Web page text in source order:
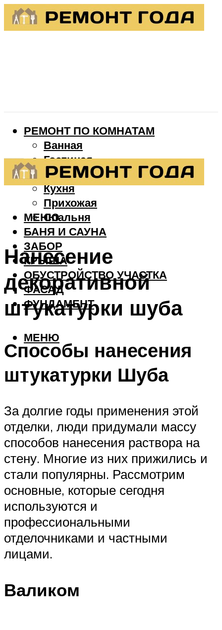
РЕМОНТ ПО КОМНАТАМ
Ванная
Гостиная
Детская
Кухня
Прихожая
Спальня
БАНЯ И САУНА
ЗАБОР
КРЫША
ОБУСТРОЙСТВО УЧАСТКА
ФАСАД
ФУНДАМЕНТ
МЕНЮ
МЕНЮ
Нанесение
декоративной
штукатурки шуба
Способы нанесения
штукатурки Шуба
За долгие годы применения этой
отделки, люди придумали массу
способов нанесения раствора на
стену. Многие из них прижились и
стали популярны. Рассмотрим
основные, которые сегодня
используются и
профессиональными
отделочниками и частными
лицами.
Валиком